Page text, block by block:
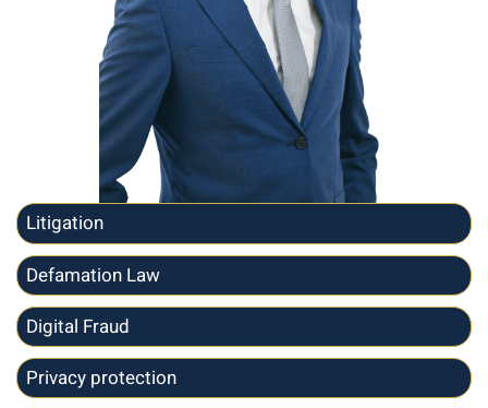
Litigation
Defamation Law
Digital Fraud
Privacy protection